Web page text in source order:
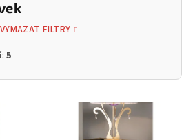
VYMAZAT FILTRY
5